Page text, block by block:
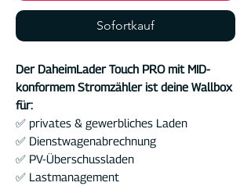
Sofortkauf
Der DaheimLader Touch PRO mit MID-
konformem Stromzähler ist deine Wallbox
für:
✅ privates & gewerbliches Laden
✅ Dienstwagenabrechnung
✅ PV-Überschussladen
✅ Lastmanagement